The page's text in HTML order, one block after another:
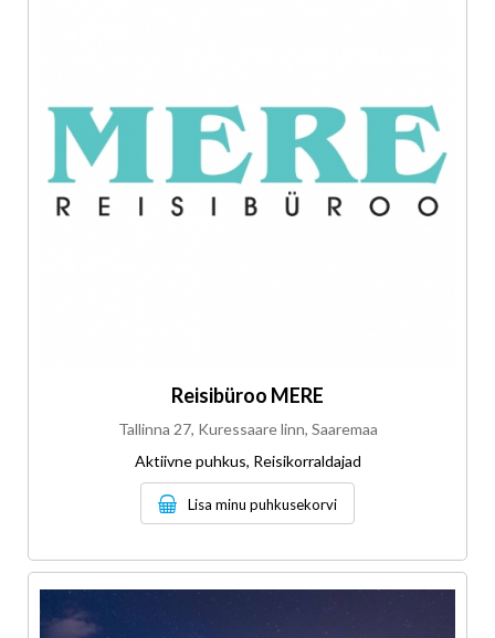
Reisibüroo MERE
Tallinna 27, Kuressaare linn, Saaremaa
Aktiivne puhkus, Reisikorraldajad
Lisa minu puhkusekorvi